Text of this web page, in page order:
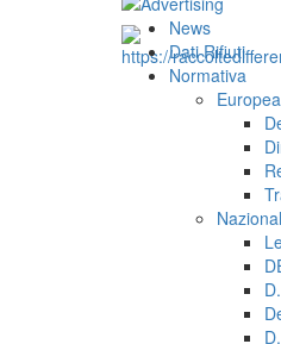
News
Dati Rifiuti
Normativa
Europea